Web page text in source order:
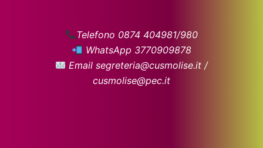
Telefono 0874 404981/980
WhatsApp 3770909878
Email segreteria@cusmolise.it /
cusmolise@pec.it